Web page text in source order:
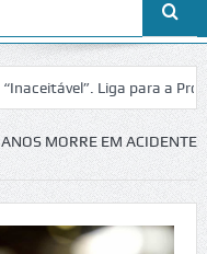
Liga para a
Igreja do Castelo de
MORRE EM ACIDENTE